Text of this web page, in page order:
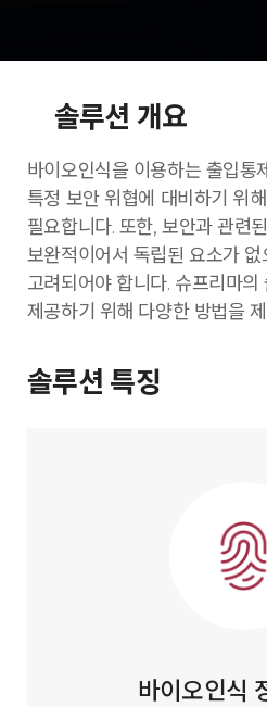
솔루션 개요
바이오인식을 이용하는 출입통
특정 보안 위협에 대비하기 위
필요합니다. 또한, 보안과 관련
보완적이어서 독립된 요소가 없
고려되어야 합니다. 슈프리마
제공하기 위해 다양한 방법을
솔루션 특징
바이오인식